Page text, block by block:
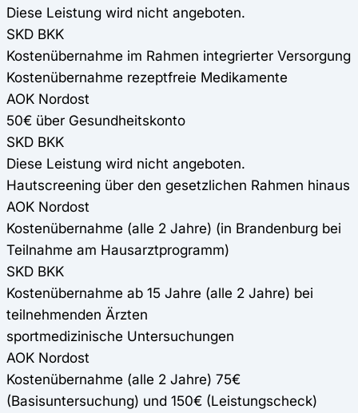
Diese Leistung wird nicht angeboten.
SKD BKK
Kostenübernahme im Rahmen integrierter Versorgung
Kostenübernahme rezeptfreie Medikamente
AOK Nordost
50€ über Gesundheitskonto
SKD BKK
Diese Leistung wird nicht angeboten.
Hautscreening über den gesetzlichen Rahmen hinaus
AOK Nordost
Kostenübernahme (alle 2 Jahre) (in Brandenburg bei
Teilnahme am Hausarztprogramm)
SKD BKK
Kostenübernahme ab 15 Jahre (alle 2 Jahre) bei
teilnehmenden Ärzten
sportmedizinische Untersuchungen
AOK Nordost
Kostenübernahme (alle 2 Jahre) 75€
(Basisuntersuchung) und 150€ (Leistungscheck)